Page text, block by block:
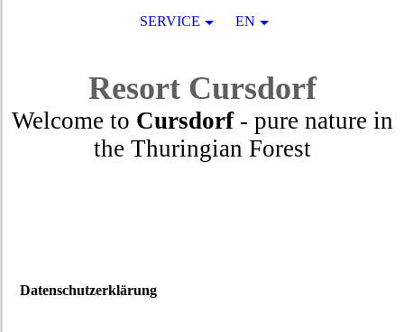
ResortCursdorf
Welcome to Cursdorf- pure nature in
the Thuringian Forest
Datenschutzerklärung
SERVICE EN